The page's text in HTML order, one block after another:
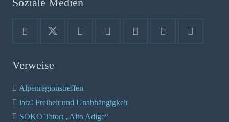
Verweise
Alpenregionstreffen
iatz! Freiheit und Unabhängigkeit
SOKO Tatort „Alto Adige“